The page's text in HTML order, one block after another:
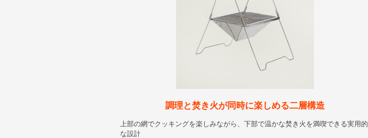
調理と焚き火が同時に楽しめる二層構造
上部の網でクッキングを楽しみながら、下部で温かな焚き火を満喫できる実用的
な設計